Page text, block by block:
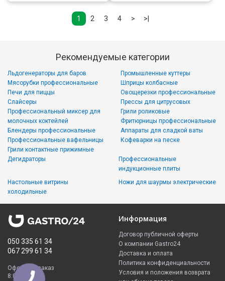
1 2 3 4 > >|
Рекомендуемые категории
Льдогенераторы для баров
Мясорубки профессиональные
Печи для пиццы
Слайсеры
Промышленные куттеры
Шприцы колбасные
Овощерезки профессиональные
Прессы для цитрусовых
Профессиональный миксер для
молочных коктейлей
Блендеры профессиональные
Профессиональные вафельницы
Грили контактные прижимные
Грили роликовые
Фритюрницы профессиональные
Аппараты для сладкой ваты
Кофеварки на песке
Дегидраторы
Настольные витрины
холодильные
Профессиональные
индукционные плиты
Ножи для шаурмы электрические
050 335 61 34
067 299 61 34
Оформить заказ
8:00 - 23:00
Информация
Договор публичной оферты
О компании Gastro24
Доставка и оплата
Политика конфиденциальности
Условия и положения возврата